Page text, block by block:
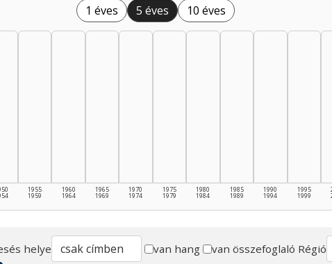
1 éves 5 éves 10 éves
1955
1959
1960
1964
1965
1969
1970
1974
1975
1979
1980
1984
1985
1989
1990
1994
1995
1999
helye van hang van összefoglaló Régió